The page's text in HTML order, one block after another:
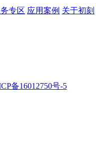
专区 应用案例 关于初刻
备16012750号-5